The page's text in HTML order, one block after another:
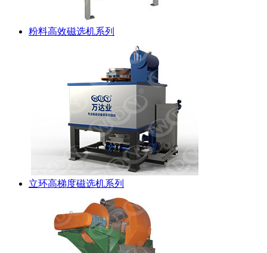
粉料高效磁选机系列
立环高梯度磁选机系列